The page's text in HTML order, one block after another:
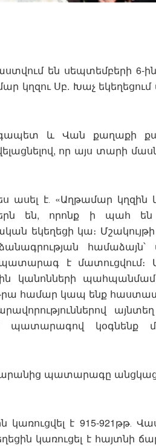
են սեպտեմբերի 6-ին
Սբ. Խաչ եկեղեցում
և Վան քաղաքի
որ այս տարի
ասել է․ «Աղթամար
են, որոնք ի պահ են
եկեղեցի կա։ Մշակույթի
է մատուցվում։
կանոնների
համար կապ ենք
պատարագով կօգնենք
պատարագը
է 915-921թթ․
կառուցել է հայտնի